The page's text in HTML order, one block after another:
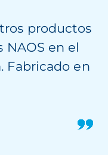
productos
NAOS en el
Fabricado en